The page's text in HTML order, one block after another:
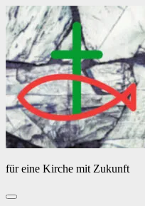
Skip
to
content
für eine Kirche mit Zukunft